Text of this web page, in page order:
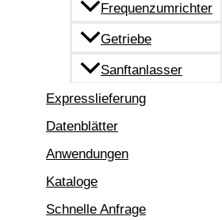
Frequenzumrichter
Getriebe
Sanftanlasser
Expresslieferung
Datenblätter
Anwendungen
Kataloge
Schnelle Anfrage